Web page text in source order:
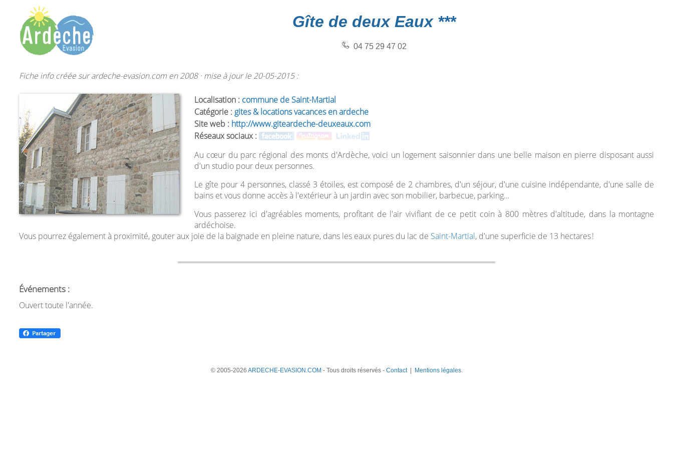
Gîte de deux Eaux ***
04 75 29 47 02
Fiche info créée sur ardeche-evasion.com en 2008 · mise à jour le 20-05-2015 :
Localisation : commune de Saint-Martial
Catégorie : gites & locations vacances en ardeche
Site web : http://www.giteardeche-deuxeaux.com
Réseaux sociaux :
Au cœur du parc régional des monts d'Ardèche, voici un logement saisonnier dans une belle maison en pierre disposant aussi
d'un studio pour deux personnes.
Le gîte pour 4 personnes, classé 3 étoiles, est composé de 2 chambres, d'un séjour, d'une cuisine indépendante, d'une salle de
bains et vous donne accès à l'extérieur à un jardin avec son mobilier, barbecue, parking…
Vous passerez ici d'agréables moments, profitant de l'air vivifiant de ce petit coin à 800 mètres d'altitude, dans la montagne
ardéchoise.
Vous pourrez également à proximité, gouter aux joie de la baignade en pleine nature, dans les eaux pures du lac de Saint-Martial, d'une superficie de 13 hectares !
Événements :
Ouvert toute l'année.
© 2005-2026 ARDECHE-EVASION.COM - Tous droits réservés - Contact| Mentions légales.